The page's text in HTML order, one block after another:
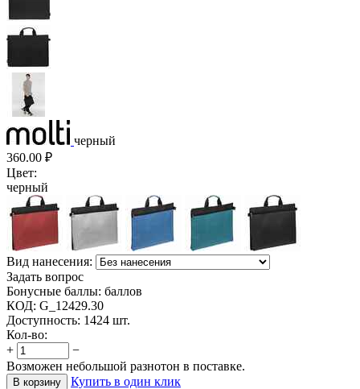
черный
360.00 ₽
Цвет:
черный
Вид нанесения:
Задать вопрос
Бонусные баллы: баллов
КОД: G_12429.30
Доступность: 1424 шт.
Кол-во:
+
−
Возможен небольшой разнотон в поставке.
В корзину Купить в один клик